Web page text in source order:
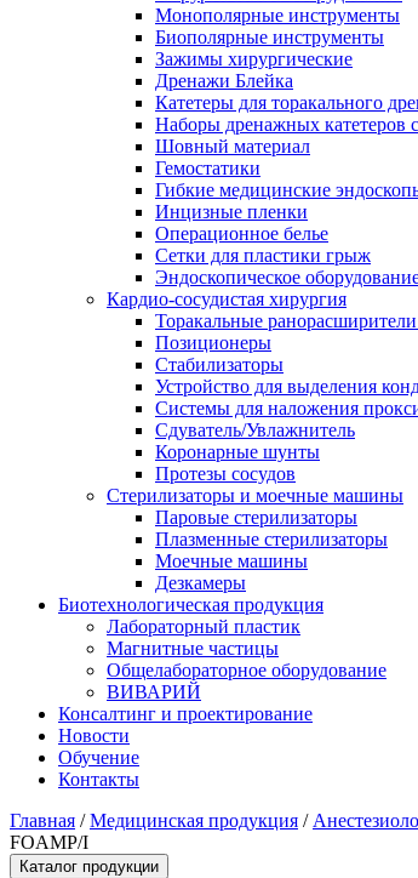
Монополярные инструменты
Биополярные инструменты
Зажимы хирургические
Дренажи Блейка
Катетеры для торакального
Наборы дренажных
Шовный материал
Гемостатики
Гибкие медицинские
Инцизные пленки
Операционное белье
Сетки для пластики грыж
Эндоскопическое
Кардио-сосудистая хирургия
Торакальные
Позиционеры
Стабилизаторы
Устройство для выделения
Системы для наложения
Сдуватель/Увлажнитель
Коронарные шунты
Протезы сосудов
Стерилизаторы и моечные машины
Паровые стерилизаторы
Плазменные стерилизаторы
Моечные машины
Дезкамеры
Биотехнологическая продукция
Лабораторный пластик
Магнитные частицы
Общелабораторное оборудование
ВИВАРИЙ
Консалтинг и проектирование
Новости
Обучение
Контакты
Главная /Медицинская продукция /
FOAMP/I
Каталог продукции